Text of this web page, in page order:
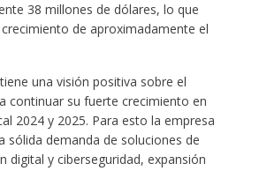
38 millones de dólares, lo que
de aproximadamente el
una visión positiva sobre el
continuar su fuerte crecimiento en
2024 y 2025. Para esto la empresa
sólida demanda de soluciones de
digital y ciberseguridad, expansión